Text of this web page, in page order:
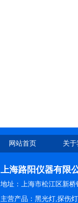
网站首页 关
上海路阳仪器有限
地址：上海市松江区新桥
主营产品：黑光灯,探伤